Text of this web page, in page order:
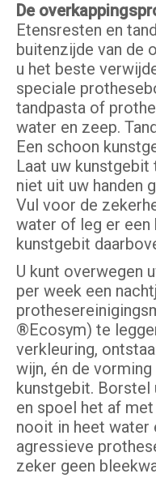
De
Etensresten en
buitenzijde van de
u het beste
speciale
tandpasta of
water en zeep.
Een schoon
Laat uw
niet uit uw handen
Vul voor de
water of leg er een
kunstgebit
U kunt overwegen
per week een
®Ecosym) te
verkleuring,
wijn, én de
kunstgebit. Borstel
en spoel het af
nooit in heet water
agressieve
zeker geen